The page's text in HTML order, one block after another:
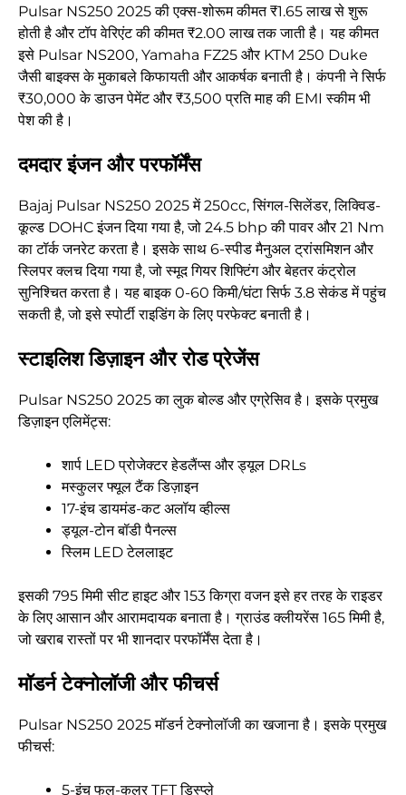
Pulsar NS250 2025 की एक्स-शोरूम कीमत ₹1.65 लाख से शुरू
होती है और टॉप वेरिएंट की कीमत ₹2.00 लाख तक जाती है। यह कीमत
इसे Pulsar NS200, Yamaha FZ25 और KTM 250 Duke
जैसी बाइक्स के मुकाबले किफायती और आकर्षक बनाती है। कंपनी ने सिर्फ
₹30,000 के डाउन पेमेंट और ₹3,500 प्रति माह की EMI स्कीम भी
पेश की है।
दमदार इंजन और परफॉर्मेंस
Bajaj Pulsar NS250 2025 में 250cc, सिंगल-सिलेंडर, लिक्विड-
कूल्ड DOHC इंजन दिया गया है, जो 24.5 bhp की पावर और 21 Nm
का टॉर्क जनरेट करता है। इसके साथ 6-स्पीड मैनुअल ट्रांसमिशन और
स्लिपर क्लच दिया गया है, जो स्मूद गियर शिफ्टिंग और बेहतर कंट्रोल
सुनिश्चित करता है। यह बाइक 0-60 किमी/घंटा सिर्फ 3.8 सेकंड में पहुंच
सकती है, जो इसे स्पोर्टी राइडिंग के लिए परफेक्ट बनाती है।
स्टाइलिश डिज़ाइन और रोड प्रेजेंस
Pulsar NS250 2025 का लुक बोल्ड और एग्रेसिव है। इसके प्रमुख
डिज़ाइन एलिमेंट्स:
शार्प LED प्रोजेक्टर हेडलैंप्स और ड्यूल DRLs
मस्कुलर फ्यूल टैंक डिज़ाइन
17-इंच डायमंड-कट अलॉय व्हील्स
ड्यूल-टोन बॉडी पैनल्स
स्लिम LED टेललाइट
इसकी 795 मिमी सीट हाइट और 153 किग्रा वजन इसे हर तरह के राइडर
के लिए आसान और आरामदायक बनाता है। ग्राउंड क्लीयरेंस 165 मिमी है,
जो खराब रास्तों पर भी शानदार परफॉर्मेंस देता है।
मॉडर्न टेक्नोलॉजी और फीचर्स
Pulsar NS250 2025 मॉडर्न टेक्नोलॉजी का खजाना है। इसके प्रमुख
फीचर्स:
5-इंच फुल-कलर TFT डिस्प्ले